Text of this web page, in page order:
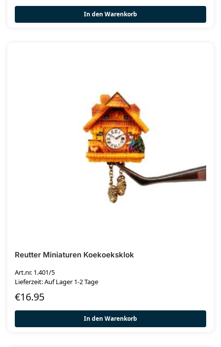
In den Warenkorb
Reutter Miniaturen Koekoeksklok
Art.nr. 1.401/5
Lieferzeit: Auf Lager 1-2 Tage
€16.95
In den Warenkorb